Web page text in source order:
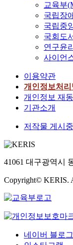
교육부
국립장
국립중
국회도
연구윤
사이언
이용약관
개인정보처리
개인정보 재
기관소개
저작물 게시
41061 대구광역시
Copyright© KERIS.
네이버 블로그